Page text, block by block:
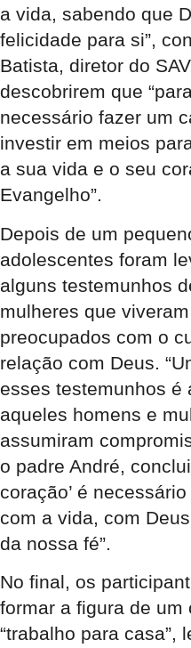
a vida, sabendo que
felicidade para si”,
Batista, diretor do
descobrirem que
necessário fazer um
investir em meios
a sua vida e o seu
Evangelho”.
Depois de um
adolescentes foram
alguns testemunhos
mulheres que
preocupados com o
relação com Deus.
esses testemunhos é
aqueles homens e
assumiram
o padre André,
coração’ é
com a vida, com
da nossa fé”.
No final, os
formar a figura de um
“trabalho para casa”,